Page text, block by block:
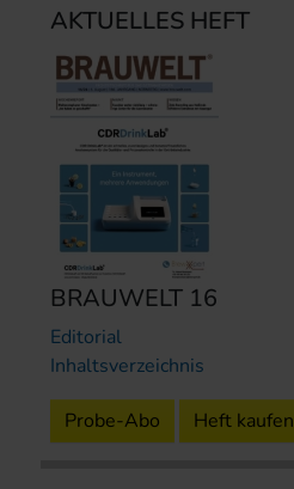
AKTUELLES HEFT
BRAUWELT 16
Editorial
Inhaltsverzeichnis
Probe-Abo Heft kaufen